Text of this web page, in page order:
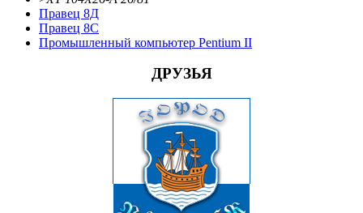
Правец 8Д
Правец 8С
Промышленный компьютер Pentium II
ДРУЗЬЯ